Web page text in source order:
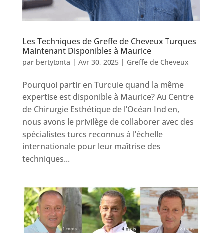
Les Techniques de Greffe de Cheveux Turques
Maintenant Disponibles à Maurice
par bertytonta | Avr 30, 2025| Greffe de Cheveux
Pourquoi partir en Turquie quand la même
expertise est disponible à Maurice? Au Centre
de Chirurgie Esthétique de l’Océan Indien,
nous avons le privilège de collaborer avec des
spécialistes turcs reconnus à l’échelle
internationale pour leur maîtrise des
techniques...